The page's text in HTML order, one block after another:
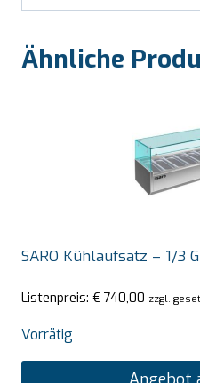
Ähnliche
SARO Kühlaufsatz – 1/3
Listenpreis: € 740,00 zzgl.
Vorrätig